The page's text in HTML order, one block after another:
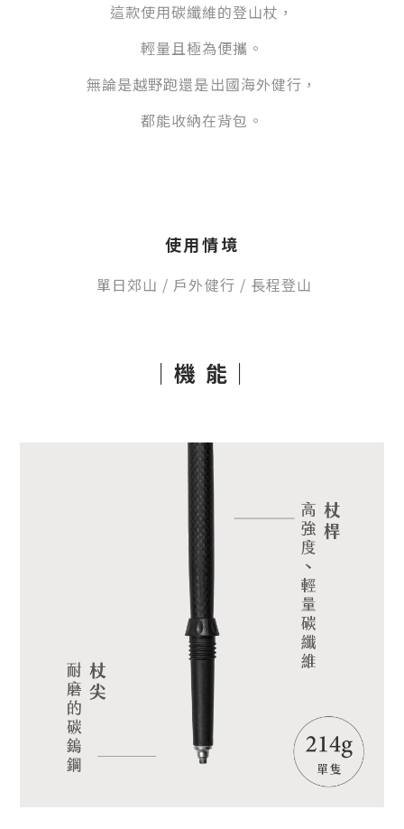
這款使用碳纖維的登山杖，
輕量且極為便攜。
無論是越野跑還是出國海外健行，
都能收納在背包。
使用情境
單日郊山 / 戶外健行 / 長程登山
｜機 能｜